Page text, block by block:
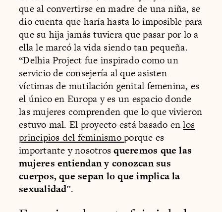
que al convertirse en madre de una niña, se
dio cuenta que haría hasta lo imposible para
que su hija jamás tuviera que pasar por lo a
ella le marcó la vida siendo tan pequeña.
“Delhia Project fue inspirado como un
servicio de consejería al que asisten
víctimas de mutilación genital femenina, es
el único en Europa y es un espacio donde
las mujeres comprenden que lo que vivieron
estuvo mal. El proyecto está basado enlos
principios del feminismoporque es
importante y nosotrosqueremos que las
mujeres entiendan y conozcan sus
cuerpos, que sepan lo que implica la
sexualidad”.